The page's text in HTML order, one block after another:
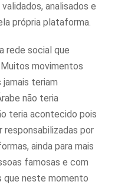
analisados e
própria plataforma.
rede social que
movimentos
teriam
não teria
teria acontecido pois
responsabilizadas por
ainda para mais
famosas e com
que neste momento